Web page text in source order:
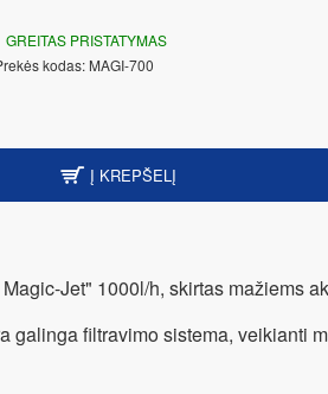
GREITAS PRISTATYMAS
kodas: MAGI-700
Į KREPŠELĮ
Jet" 1000l/h, skirtas mažiems
galinga filtravimo sistema, veikianti